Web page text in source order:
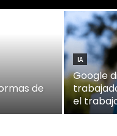
de
IA
Google
el